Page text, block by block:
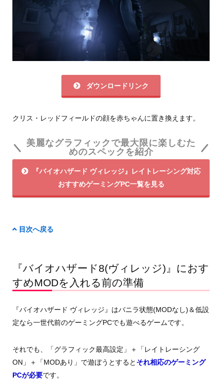
ダウンロードリンク
クリス・レッドフィールドの顔を赤ちゃんに置き換えます。
美麗なグラフィックで最大限に楽しむた
めのスペックを紹介
『バイオハザード ヴィレッジ』レイトレーシング対応
おすすめゲーミングPC一覧を見る
目次へ戻る
『バイオハザード8(ヴィレッジ)』におす
すめMODを入れる前の準備
『バイオハザード ヴィレッジ』はバニラ状態(MODなし)＆低設
定なら一世代前のゲーミングPCでも遊べるゲームです。
それでも、「グラフィック最高設定」＋「レイトレーシング
ON」＋「MODあり」で遊ぼうとすると それ相応のゲーミング
PCが必要です。